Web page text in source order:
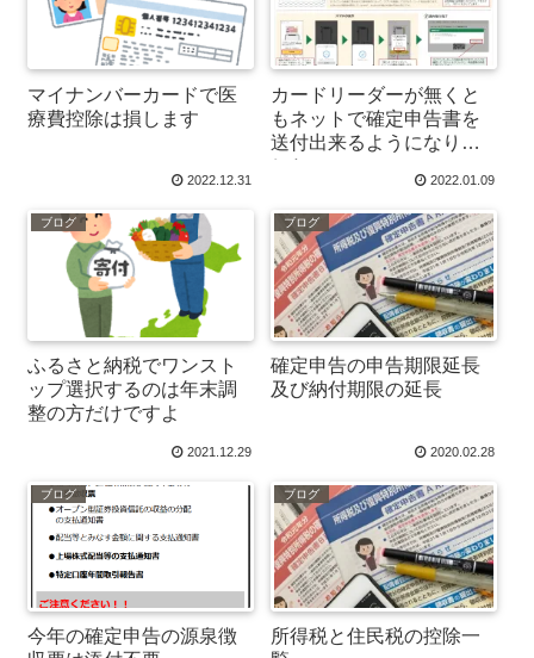
マイナンバーカードで医
療費控除は損します
2022.12.31
カードリーダーが無くと
もネットで確定申告書を
送付出来るようになりま
した。
2022.01.09
ブログ
ふるさと納税でワンスト
ップ選択するのは年末調
整の方だけですよ
2021.12.29
ブログ
確定申告の申告期限延長
及び納付期限の延長
2020.02.28
ブログ
今年の確定申告の源泉徴
ブログ
所得税と住民税の控除一